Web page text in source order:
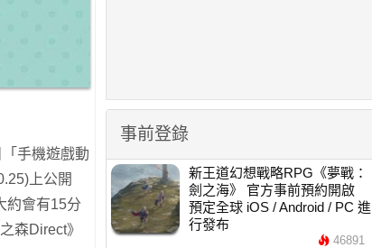
手機遊戲動
上公開
約會有15分
森Direct》
事前登錄
新王道幻想戰略RPG《夢戰：
劍之海》 官方事前預約開啟
預定全球 iOS / Android / PC 進
行發布
46891